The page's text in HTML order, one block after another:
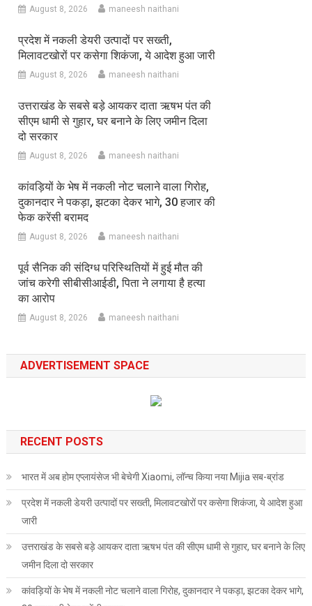
August 8, 2026 maneesh naithani
प्रदेश में नकली डेयरी उत्पादों पर सख्ती,
मिलावटखोरों पर कसेगा शिकंजा, ये आदेश हुआ जारी
August 8, 2026 maneesh naithani
उत्तराखंड के सबसे बड़े आयकर दाता ऋषभ पंत की
सीएम धामी से गुहार, घर बनाने के लिए जमीन दिला
दो सरकार
August 8, 2026 maneesh naithani
कांवड़ियों के भेष में नकली नोट चलाने वाला गिरोह,
दुकानदार ने पकड़ा, झटका देकर भागे, 30 हजार की
फेक करेंसी बरामद
August 8, 2026 maneesh naithani
पूर्व सैनिक की संदिग्ध परिस्थितियों में हुई मौत की
जांच करेगी सीबीसीआईडी, पिता ने लगाया है हत्या
का आरोप
August 8, 2026 maneesh naithani
ADVERTISEMENT SPACE
RECENT POSTS
भारत में अब होम एप्लायंसेज भी बेचेगी Xiaomi, लॉन्च किया नया Mijia सब-ब्रांड
प्रदेश में नकली डेयरी उत्पादों पर सख्ती, मिलावटखोरों पर कसेगा शिकंजा, ये आदेश हुआ
जारी
उत्तराखंड के सबसे बड़े आयकर दाता ऋषभ पंत की सीएम धामी से गुहार, घर बनाने के लिए
जमीन दिला दो सरकार
कांवड़ियों के भेष में नकली नोट चलाने वाला गिरोह, दुकानदार ने पकड़ा, झटका देकर भागे,